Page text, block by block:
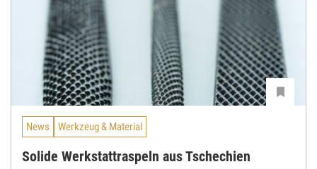
News Werkzeug & Material
Solide Werkstattraspeln aus Tschechien